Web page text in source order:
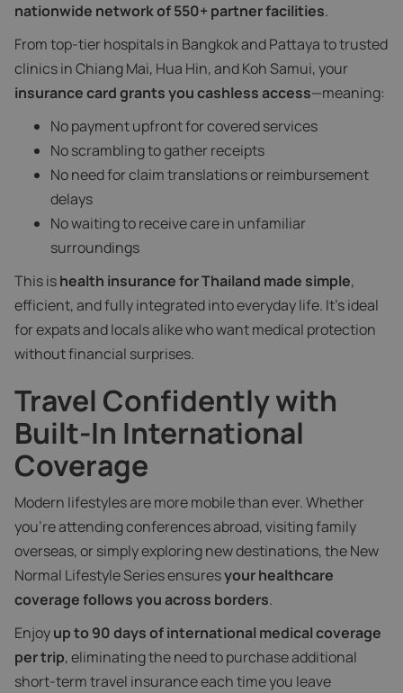
nationwide network of 550+ partner facilities.
From top-tier hospitals in Bangkok and Pattaya to trusted
clinics in Chiang Mai, Hua Hin, and Koh Samui, your
insurance card grants you cashless access—meaning:
No payment upfront for covered services
No scrambling to gather receipts
No need for claim translations or reimbursement
delays
No waiting to receive care in unfamiliar
surroundings
This ishealth insurance for Thailand made simple,
efficient, and fully integrated into everyday life. It’s ideal
for expats and locals alike who want medical protection
without financial surprises.
Travel Confidently with
Built-In International
Coverage
Modern lifestyles are more mobile than ever. Whether
you're attending conferences abroad, visiting family
overseas, or simply exploring new destinations, the New
Normal Lifestyle Series ensuresyour healthcare
coverage follows you across borders.
Enjoyup to 90 days of international medical coverage
per trip, eliminating the need to purchase additional
short-term travel insurance each time you leave